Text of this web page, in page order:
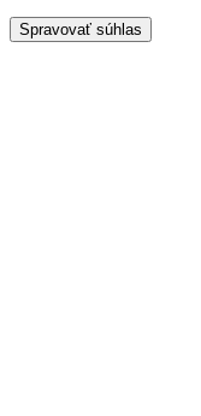
Spravovať súhlas